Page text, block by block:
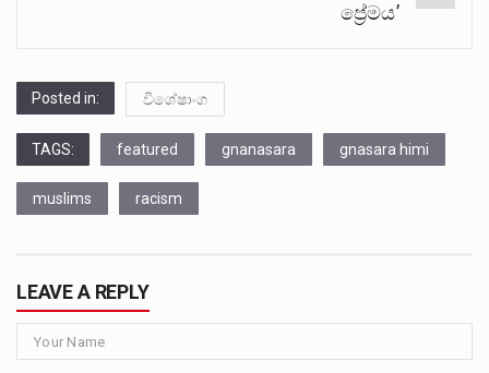
ප්‍රේමය’
Posted in: විශේෂාංග
TAGS: featured gnanasara gnasara himi
muslims racism
LEAVE A REPLY